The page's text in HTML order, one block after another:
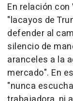
En relación
"lacayos de
defender al
silencio de
aranceles a la
mercado". En
"nunca